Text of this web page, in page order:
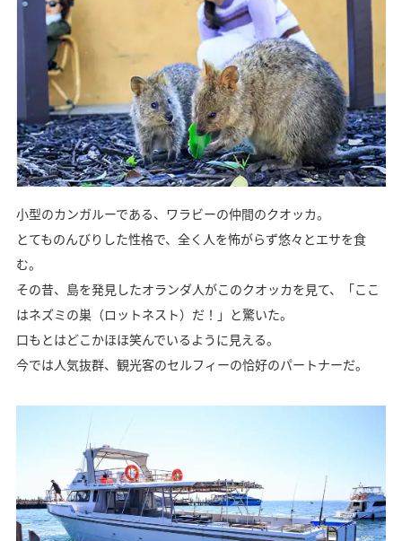
小型のカンガルーである、ワラビーの仲間のクオッカ。
とてものんびりした性格で、全く人を怖がらず悠々とエサを食
む。
その昔、島を発見したオランダ人がこのクオッカを見て、「ここ
はネズミの巣（ロットネスト）だ！」と驚いた。
口もとはどこかほほ笑んでいるように見える。
今では人気抜群、観光客のセルフィーの恰好のパートナーだ。